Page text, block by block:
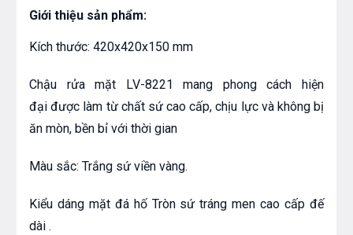
Giới thiệu sản phẩm:
Kích thước: 420x420x150 mm
Chậu rửa mặt LV-8221 mang phong cách hiện
đại được làm từ chất sứ cao cấp, chịu lực và không bị
ăn mòn, bền bỉ với thời gian
Màu sắc: Trắng sứ viền vàng.
Kiểu dáng mặt đá hố Tròn sứ tráng men cao cấp đế
dài .